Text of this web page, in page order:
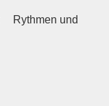
Rythmen und